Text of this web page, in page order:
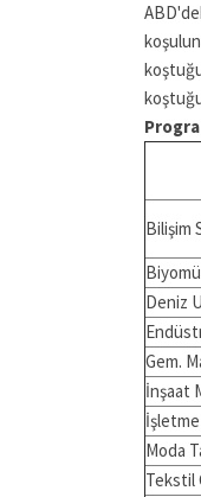
Bilişim
Deniz
Gem.
İnşaat
İşletme
Moda
Tekstil